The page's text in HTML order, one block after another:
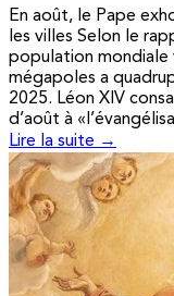
En août, le Pape
les villes Selon le
population mondiale
mégapoles a
2025. Léon XIV
d’août à
Lire la suite →